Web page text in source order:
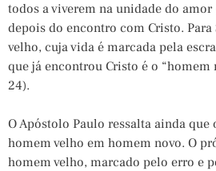
todos a viverem na unidade do
depois do encontro com Cristo.
velho, cuja vida é marcada pela
que já encontrou Cristo é o “homem
24).
O Apóstolo Paulo ressalta ainda
homem velho em homem novo. O
homem velho, marcado pelo erro e